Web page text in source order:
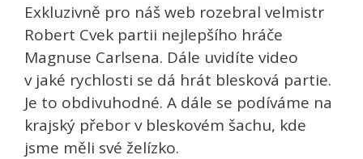
Exkluzivně pro náš web rozebral velmistr
Robert Cvek partii nejlepšího hráče
Magnuse Carlsena. Dále uvidíte video
v jaké rychlosti se dá hrát blesková partie.
Je to obdivuhodné. A dále se podíváme na
krajský přebor v bleskovém šachu, kde
jsme měli své želízko.